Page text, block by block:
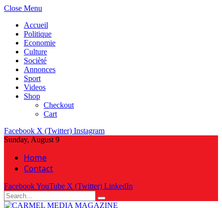
Close Menu
Accueil
Politique
Economie
Culture
Socièté
Annonces
Sport
Videos
Shop
Checkout
Cart
Facebook X (Twitter) Instagram
Sunday, August 9
Home
Contact
FacebookYouTube X (Twitter) LinkedIn